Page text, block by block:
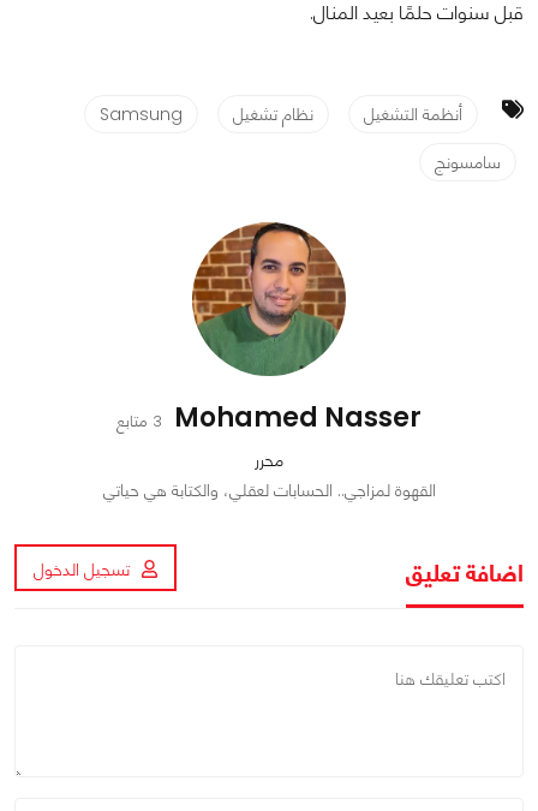
قبل سنوات حلمًا بعيد المنال.
أنظمة التشغيل نظام تشغيل
Samsung
سامسونج
Mohamed Nasser 3 متابع
محرر
القهوة لمزاجي.. الحسابات لعقلي، والكتابة هي حياتي
اضافة تعليق تسجيل الدخول